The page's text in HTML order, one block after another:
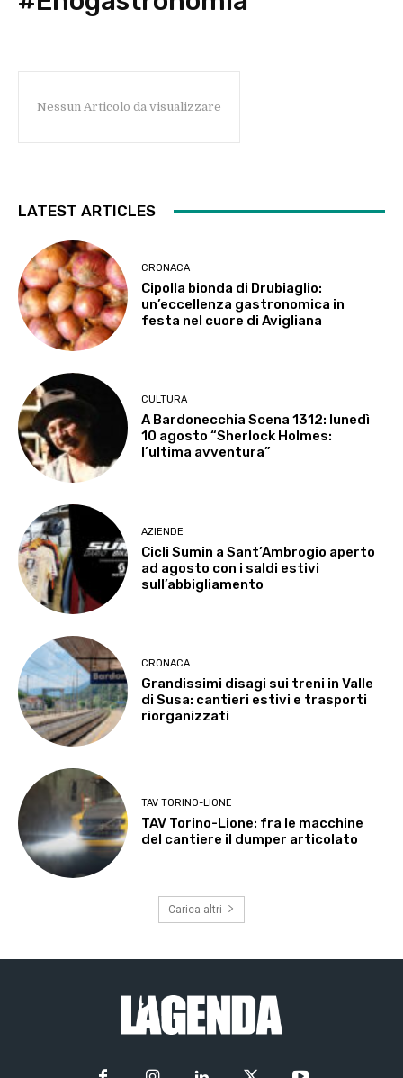
Nessun Articolo da visualizzare
LATEST ARTICLES
CRONACA
Cipolla bionda di Drubiaglio:
un’eccellenza gastronomica in
festa nel cuore di Avigliana
CULTURA
A Bardonecchia Scena 1312: lunedì
10 agosto “Sherlock Holmes:
l’ultima avventura”
AZIENDE
Cicli Sumin a Sant’Ambrogio aperto
ad agosto con i saldi estivi
sull’abbigliamento
CRONACA
Grandissimi disagi sui treni in Valle
di Susa: cantieri estivi e trasporti
riorganizzati
TAV TORINO-LIONE
TAV Torino-Lione: fra le macchine
del cantiere il dumper articolato
Carica altri